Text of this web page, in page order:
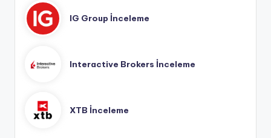
IG Group İnceleme
Interactive Brokers İnceleme
XTB İnceleme